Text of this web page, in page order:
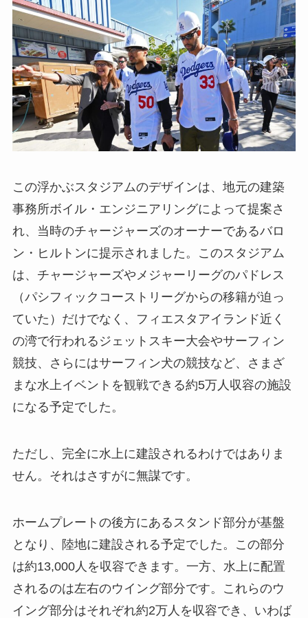
この浮かぶスタジアムのデザインは、地元の建築
事務所ボイル・エンジニアリングによって提案さ
れ、当時のチャージャーズのオーナーであるバロ
ン・ヒルトンに提示されました。このスタジアム
は、チャージャーズやメジャーリーグのパドレス
（パシフィックコーストリーグからの移籍が迫っ
ていた）だけでなく、フィエスタアイランド近く
の湾で行われるジェットスキー大会やサーフィン
競技、さらにはサーフィン犬の競技など、さまざ
まな水上イベントを観戦できる約5万人収容の施設
になる予定でした。
ただし、完全に水上に建設されるわけではありま
せん。それはさすがに無謀です。
ホームプレートの後方にあるスタンド部分が基盤
となり、陸地に建設される予定でした。この部分
は約13,000人を収容できます。一方、水上に配置
されるのは左右のウイング部分です。これらのウ
イング部分はそれぞれ約2万人を収容でき、いわば